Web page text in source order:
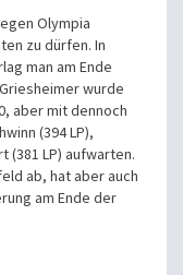
Olympia
zu dürfen. In
man am Ende
wurde
aber mit dennoch
(394 LP),
(381 LP) aufwarten.
ab, hat aber auch
am Ende der